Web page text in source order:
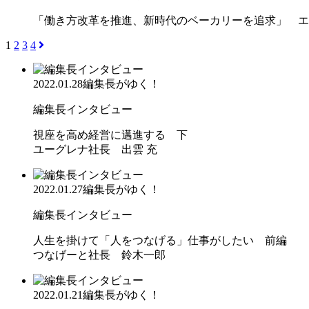
「働き方改革を推進、新時代のベーカリーを追求」
1 2 3 4
2022.01.28編集長がゆく！
編集長インタビュー
視座を高め経営に邁進する 下
ユーグレナ社長 出雲 充
2022.01.27編集長がゆく！
編集長インタビュー
人生を掛けて「人をつなげる」仕事がしたい 前編
つなげーと社長 鈴木一郎
2022.01.21編集長がゆく！